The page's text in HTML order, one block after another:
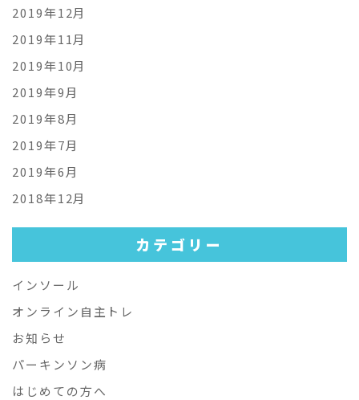
2019年12月
2019年11月
2019年10月
2019年9月
2019年8月
2019年7月
2019年6月
2018年12月
カテゴリー
インソール
オンライン自主トレ
お知らせ
パーキンソン病
はじめての方へ